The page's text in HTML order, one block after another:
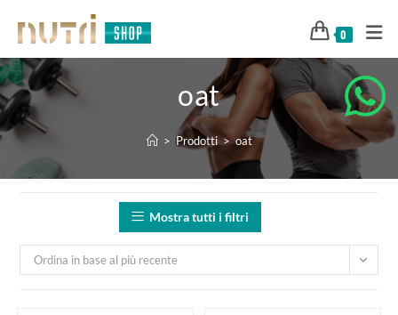
0
oat
> Prodotti > oat
Mostra tutti i filtri
Ordina in base al più recente